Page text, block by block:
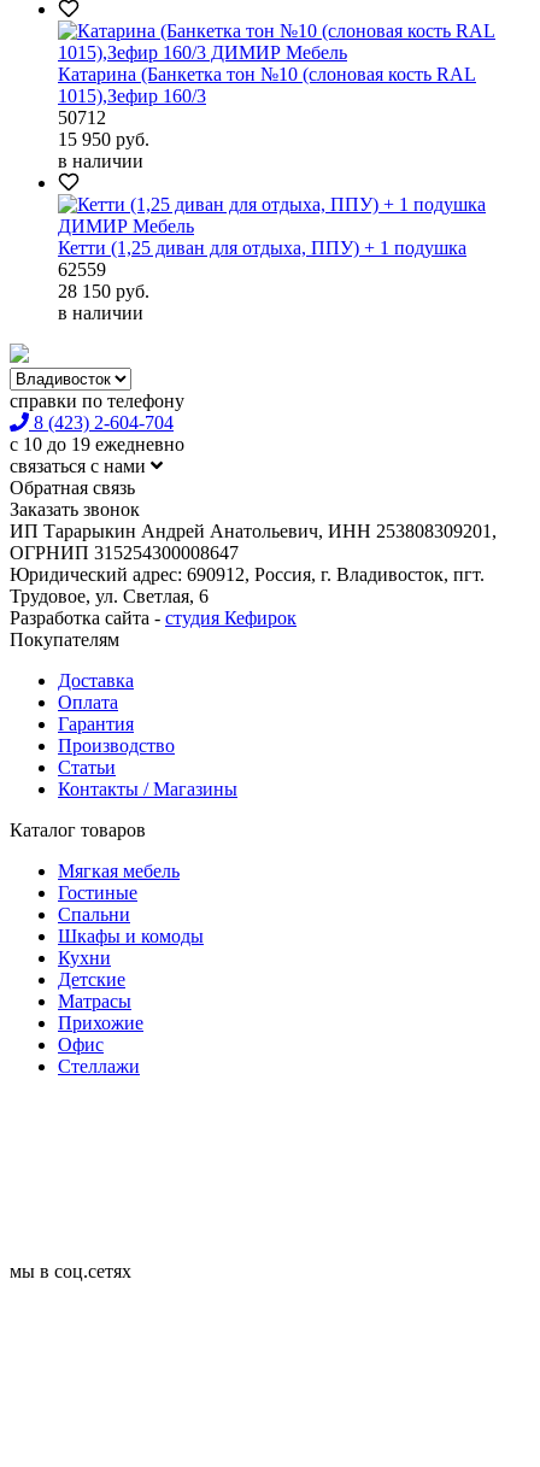
Катарина (Банкетка тон №10 (слоновая кость RAL
1015),Зефир 160/3
50712
15 950 руб.
в наличии
Кетти (1,25 диван для отдыха, ППУ) + 1 подушка
62559
28 150 руб.
в наличии
справки по телефону
8 (423) 2-604-704
с 10 до 19 ежедневно
связаться с нами
Обратная связь
Заказать звонок
ИП Тарарыкин Андрей Анатольевич, ИНН 253808309201,
ОГРНИП 315254300008647
Юридический адрес: 690912, Россия, г. Владивосток, пгт.
Трудовое, ул. Светлая, 6
Разработка сайта - студия Кефирок
Покупателям
Доставка
Оплата
Гарантия
Производство
Статьи
Контакты / Магазины
Каталог товаров
Мягкая мебель
Гостиные
Спальни
Шкафы и комоды
Кухни
Детские
Матрасы
Прихожие
Офис
Стеллажи
мы в соц.сетях